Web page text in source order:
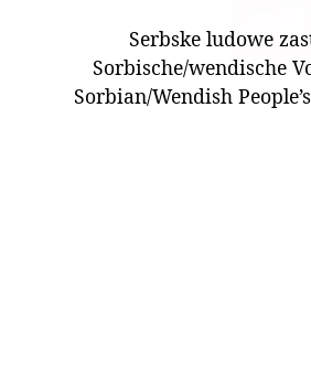
Serbske ludowe
Sorbische/wendische
Sorbian/Wendish